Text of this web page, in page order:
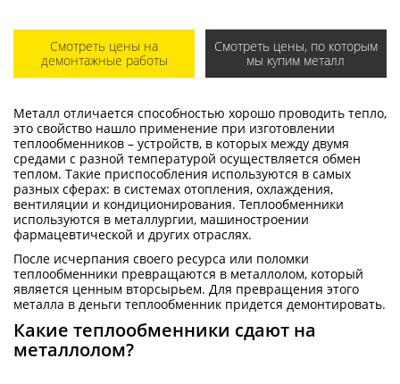
Смотреть цены на
демонтажные работы
Смотреть цены, по которым
мы купим металл
Металл отличается способностью хорошо проводить тепло,
это свойство нашло применение при изготовлении
теплообменников – устройств, в которых между двумя
средами с разной температурой осуществляется обмен
теплом. Такие приспособления используются в самых
разных сферах: в системах отопления, охлаждения,
вентиляции и кондиционирования. Теплообменники
используются в металлургии, машиностроении
фармацевтической и других отраслях.
После исчерпания своего ресурса или поломки
теплообменники превращаются в металлолом, который
является ценным вторсырьем. Для превращения этого
металла в деньги теплообменник придется демонтировать.
Какие теплообменники сдают на
металлолом?